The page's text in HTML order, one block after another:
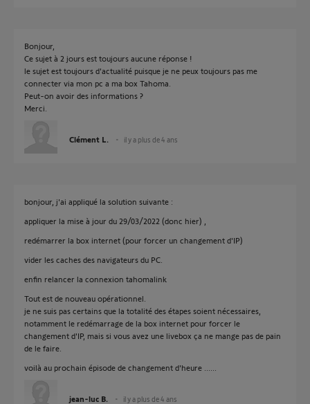
Bonjour,
Ce sujet à 2 jours est toujours aucune réponse !
le sujet est toujours d'actualité puisque je ne peux toujours pas me
connecter via mon pc a ma box Tahoma.
Peut-on avoir des informations ?
Merci.
Clément L. il y a plus de 4 ans
bonjour, j'ai appliqué la solution suivante :
appliquer la mise à jour du 29/03/2022 (donc hier) ,
redémarrer la box internet (pour forcer un changement d'IP)
vider les caches des navigateurs du PC.
enfin relancer la connexion tahomalink
Tout est de nouveau opérationnel.
je ne suis pas certains que la totalité des étapes soient nécessaires,
notamment le redémarrage de la box internet pour forcer le
changement d'IP, mais si vous avez une livebox ça ne mange pas de pain
de le faire.
voilà au prochain épisode de changement d'heure ......
jean-luc B. il y a plus de 4 ans